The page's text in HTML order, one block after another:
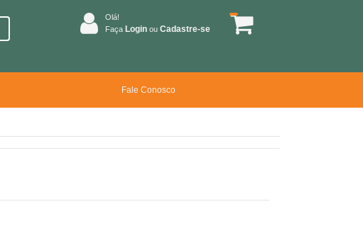
Olá!
Faça Login ou Cadastre-se
Fale Conosco